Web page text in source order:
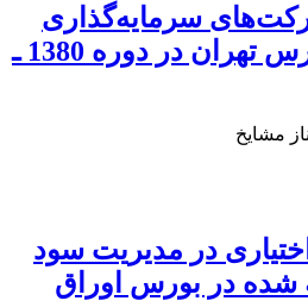
سرمایه‌گذاری
پذیرفته شده در بورس تهران در دوره 1380 ـ
مشایخ
در مدیریت سود
شده در بورس اوراق